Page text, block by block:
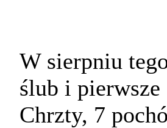
W sierpniu
ślub i
Chrzty, 7